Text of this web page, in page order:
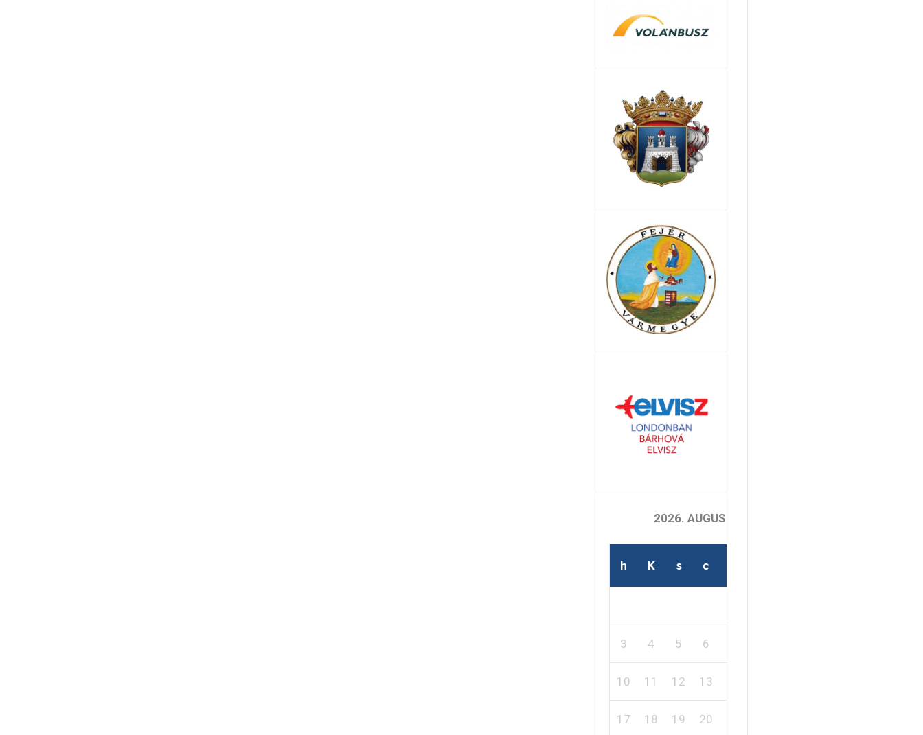
2026. AUGUSZTUS
h K s c
3 4 5 6
10 11 12 13
17 18 19 20